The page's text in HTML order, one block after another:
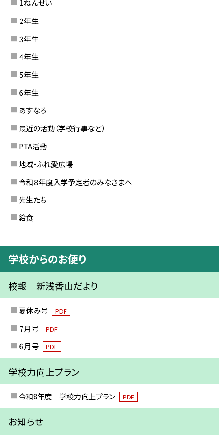
１ねんせい
２年生
３年生
４年生
５年生
６年生
あすなろ
最近の活動（学校行事など）
PTA活動
地域・ふれ愛広場
令和８年度入学予定者のみなさまへ
先生たち
給食
学校からのお便り
校報 新浅香山だより
夏休み号 PDF
７月号 PDF
６月号 PDF
学校力向上プラン
令和8年度 学校力向上プラン PDF
お知らせ